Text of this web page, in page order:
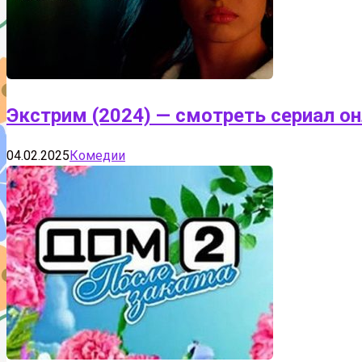
Экстрим (2024) — смотреть сериал
04.02.2025Комедии